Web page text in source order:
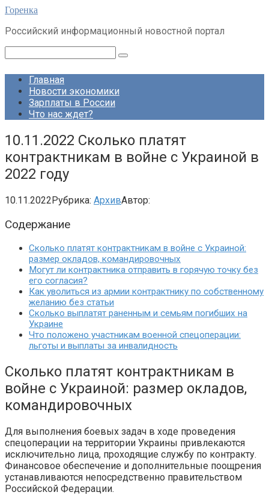
Перейти
контенту
Горенка
Российский информационный новостной портал
Главная
Новости экономики
Зарплаты в России
Что нас ждет?
10.11.2022 Сколько платят
контрактникам в войне с Украиной в
2022 году
10.11.2022Рубрика: АрхивАвтор:
Содержание
Сколько платят контрактникам в войне с Украиной:
размер окладов, командировочных
Могут ли контрактника отправить в горячую точку без
его согласия?
Как уволиться из армии контрактнику по собственному
желанию без статьи
Сколько выплатят раненным и семьям погибших на
Украине
Что положено участникам военной спецоперации:
льготы и выплаты за инвалидность
Сколько платят контрактникам в
войне с Украиной: размер окладов,
командировочных
Для выполнения боевых задач в ходе проведения
спецоперации на территории Украины привлекаются
исключительно лица, проходящие службу по контракту.
Финансовое обеспечение и дополнительные поощрения
устанавливаются непосредственно правительством
Российской Федерации.